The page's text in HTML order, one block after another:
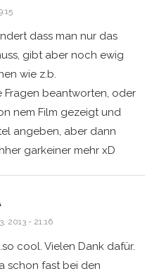
dass man nur das
gibt aber noch ewig
wie z.b.
Fragen beantworten, oder
nem Film gezeigt und
angeben, aber dann
garkeiner mehr xD
2013 - 21:16
cool. Vielen Dank dafür.
schon fast bei den